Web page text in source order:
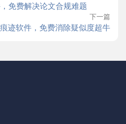
免费解决论文合规难题
下一篇
迹软件，免费消除疑似度超牛